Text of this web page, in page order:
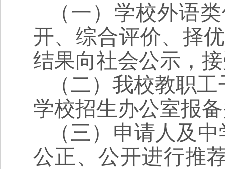
（一）学校外语
开、综合评价、择
结果向社会公示，
（二）我校教职
学校招生办公室报
（三）申请人及
公正、公开进行推